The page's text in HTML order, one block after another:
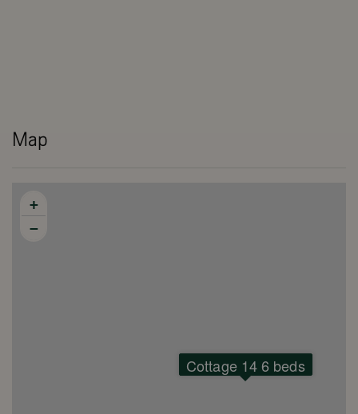
Map
Cottage 14 6 beds
+
−